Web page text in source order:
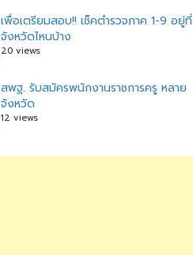
เพื่อเตรียมสอบ!! เช็คตำรวจภาค 1-9 อยู่ที่
จังหวัดไหนบ้าง
20 views
สพฐ. รับสมัครพนักงานราชการครู หลาย
จังหวัด
12 views